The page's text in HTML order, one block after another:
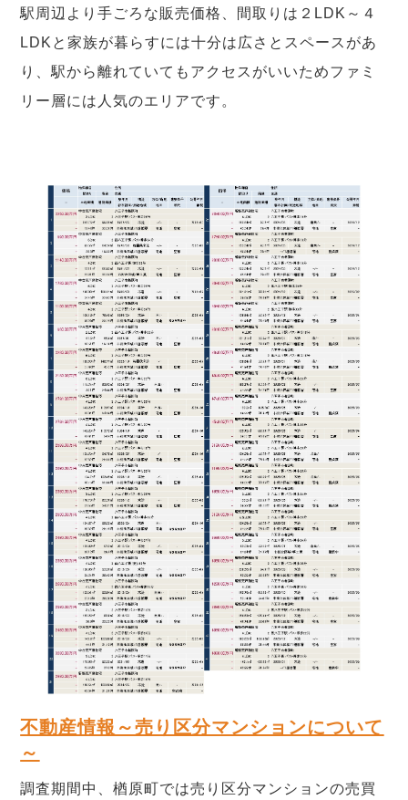
駅周辺より手ごろな販売価格、間取りは２LDK～４
LDKと家族が暮らすには十分は広さとスペースがあ
り、駅から離れていてもアクセスがいいためファミ
リー層には人気のエリアです。
不動産情報～売り区分マンションについて
～
調査期間中、楢原町では売り区分マンションの売買